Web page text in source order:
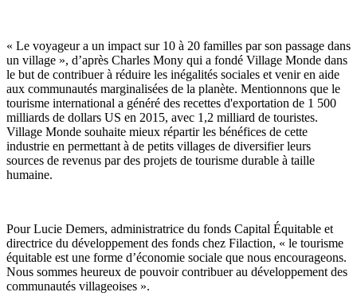
« Le voyageur a un impact sur 10 à 20 familles par son passage dans
un village », d’après Charles Mony qui a fondé Village Monde dans
le but de contribuer à réduire les inégalités sociales et venir en aide
aux communautés marginalisées de la planète. Mentionnons que le
tourisme international a généré des recettes d'exportation de 1 500
milliards de dollars US en 2015, avec 1,2 milliard de touristes.
Village Monde souhaite mieux répartir les bénéfices de cette
industrie en permettant à de petits villages de diversifier leurs
sources de revenus par des projets de tourisme durable à taille
humaine.
Pour Lucie Demers, administratrice du fonds Capital Équitable et
directrice du développement des fonds chez Filaction, « le tourisme
équitable est une forme d’économie sociale que nous encourageons.
Nous sommes heureux de pouvoir contribuer au développement des
communautés villageoises ».